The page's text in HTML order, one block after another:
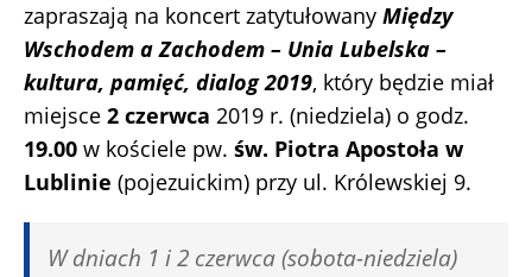
zapraszają na koncert zatytułowany Między
Wschodem a Zachodem – Unia Lubelska –
kultura, pamięć, dialog 2019, który będzie miał
miejsce 2 czerwca 2019 r. (niedziela) o godz.
19.00 w kościele pw. św. Piotra Apostoła w
Lublinie (pojezuickim) przy ul. Królewskiej 9.
W dniach 1 i 2 czerwca (sobota-niedziela)